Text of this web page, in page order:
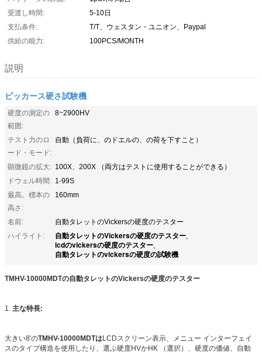
受渡し時間:
5-10日
支払条件:
T/T、ウェスタン・ユニオン、Paypal
供給の能力:
100PCS/MONTH
説明
ビッカース硬さ試験機
硬度の測定の
範囲:
8~2900HV
テスト力のロ
ード・モード:
自動（負荷に、のドエルの、の荷を下すこと）
顕微鏡の拡大: 100X、200X （両方はテストに使用することができる）
ドウェル時間: 1-99S
最高。標本の
高さ:
160mm
名前:
自動タレットのVickersの硬度のテスター
ハイライト:
自動タレットのVickersの硬度のテスター,
lcdのvickersの硬度のテスター,
自動タレットのvickersの硬度の試験機
TMHV-10000MDTの自動タレットのVickersの硬度のテスター
1. 主な特長:
大きい8'のTMHV-10000MDTはLCDスクリーン表示、メニュー インターフェイ
スのタイプ構造を使用したり、選ぶ硬度HVかHK （選択）、硬度の価値、自動